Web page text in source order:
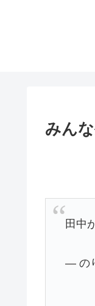
みん
田中
— の